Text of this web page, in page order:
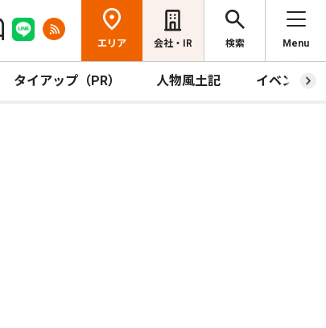
エリア 会社・IR 検索 Menu
タイアップ（PR） 人物風土記 イベント